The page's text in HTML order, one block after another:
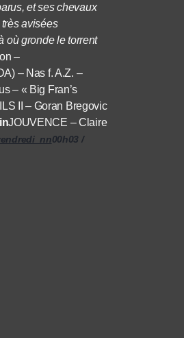
et ses chevaux
avisées
où gronde le torrent
–
– Nas f. A.Z. –
– « Big Fran’s
II – Goran Bregovic
JOUVENCE – Claire
nn00h03 /